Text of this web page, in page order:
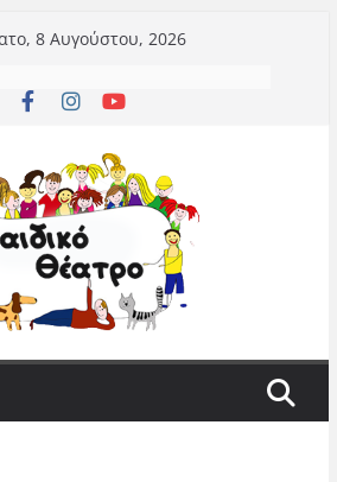
8 Αυγούστου, 2026